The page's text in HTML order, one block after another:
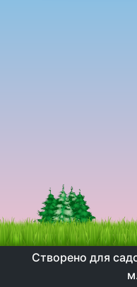
Створено для